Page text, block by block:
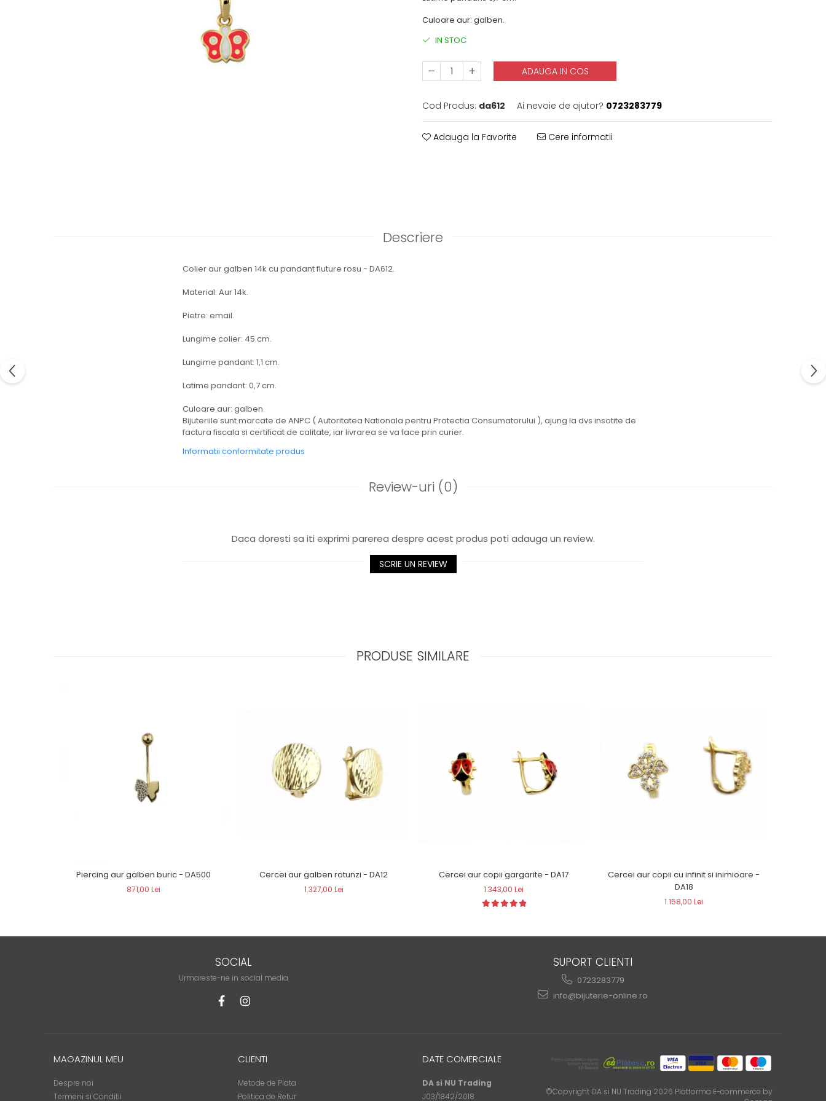
Culoare aur: galben.
IN STOC
ADAUGA IN COS
Cod Produs: da612 Ai nevoie de ajutor? 0723283779
Adauga la Favorite Cere informatii
Descriere
Colier aur galben 14k cu pandant fluture rosu - DA612.
Material: Aur 14k.
Pietre: email.
Lungime colier: 45 cm.
Lungime pandant: 1,1 cm.
Latime pandant: 0,7 cm.
Culoare aur: galben.
Bijuteriile sunt marcate de ANPC ( Autoritatea Nationala pentru Protectia Consumatorului ), ajung la dvs insotite de
factura fiscala si certificat de calitate, iar livrarea se va face prin curier.
Informatii conformitate produs
Review-uri (0)
Daca doresti sa iti exprimi parerea despre acest produs poti adauga un review.
SCRIE UN REVIEW
PRODUSE SIMILARE
Piercing aur galben buric - DA500
871,00 Lei
Cercei aur galben rotunzi - DA12
1.327,00 Lei
Cercei aur copii gargarite - DA17
1.343,00 Lei
Cercei aur copii cu infinit si inimioare -
DA18
1.158,00 Lei
SOCIAL
Urmareste-ne in social media
SUPORT CLIENTI
0723283779
info@bijuterie-online.ro
MAGAZINUL MEU
Despre noi
Termeni si Conditii
CLIENTI
Metode de Plata
Politica de Retur
DATE COMERCIALE
DA si NU Trading
J03/1842/2018
©Copyright DA si NU Trading 2026 Platforma E-commerce by